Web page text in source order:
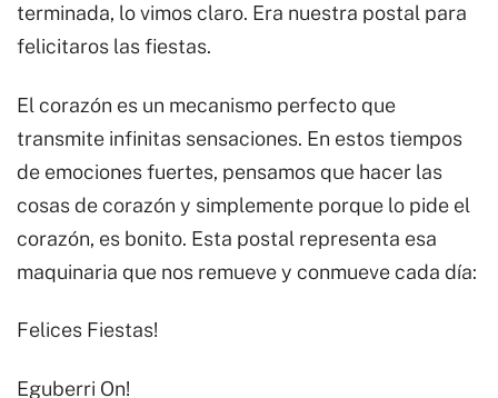
terminada, lo vimos claro. Era nuestra postal para
felicitaros las fiestas.
El corazón es un mecanismo perfecto que
transmite infinitas sensaciones. En estos tiempos
de emociones fuertes, pensamos que hacer las
cosas de corazón y simplemente porque lo pide el
corazón, es bonito. Esta postal representa esa
maquinaria que nos remueve y conmueve cada día:
Felices Fiestas!
Eguberri On!